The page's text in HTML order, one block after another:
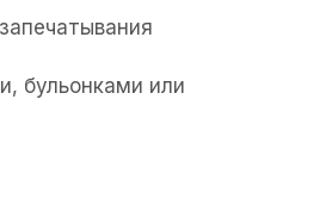
бульонками или